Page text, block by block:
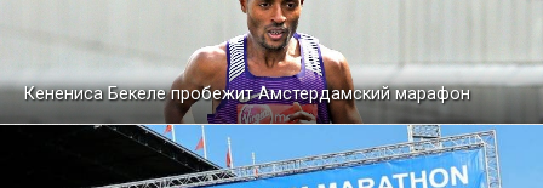
Кенениса Бекеле пробежит Амстердамский марафон